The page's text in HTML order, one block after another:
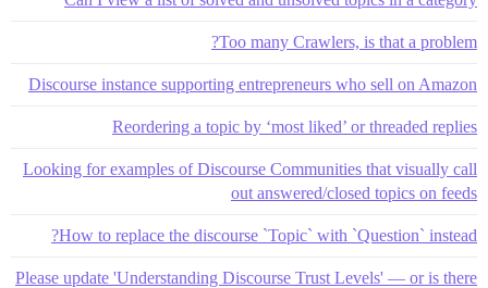
Too many Crawlers, is that a problem?
Discourse instance supporting entrepreneurs who sell on Amazon
Reordering a topic by ‘most liked’ or threaded replies
Looking for examples of Discourse Communities that visually call
out answered/closed topics on feeds
How to replace the discourse `Topic` with `Question` instead?
Please update 'Understanding Discourse Trust Levels' — or is there